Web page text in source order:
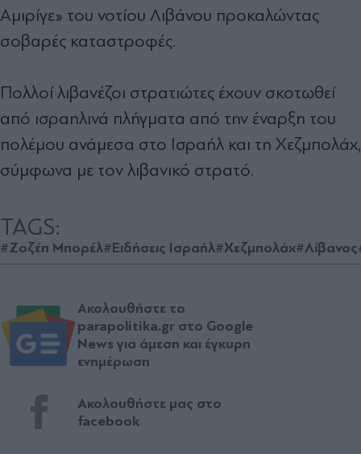
Αμιρίγε» του νοτίου Λιβάνου προκαλώντας
σοβαρές καταστροφές.
Πολλοί λιβανέζοι στρατιώτες έχουν σκοτωθεί
από ισραηλινά πλήγματα από την έναρξη του
πολέμου ανάμεσα στο Ισραήλ και τη Χεζμπολάχ,
σύμφωνα με τον λιβανικό στρατό.
TAGS:
#Ζοζέπ Μπορέλ#Ειδήσεις Ισραήλ#Χεζμπολάχ#Λίβανος
Ακολουθήστε το
parapolitika.gr στο Google
News για άμεση και έγκυρη
ενημέρωση
Ακολουθήστε μας στο
facebook